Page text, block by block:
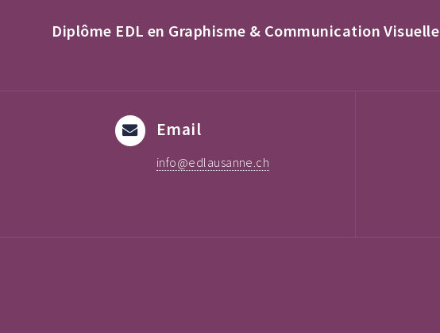
Diplôme EDL en Graphisme & Communication Visuelle
Email
info@edlausanne.ch